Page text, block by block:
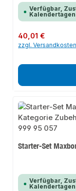
Verfügbar,
Kalendertagen
Regulärer Preis:
40,01 €
zzgl. Versandkosten
Starter-Set
Verfügbar,
Kalendertagen